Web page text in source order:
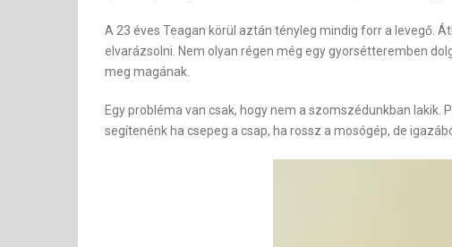
A 23 éves Teagan körül aztán tényleg mindig forr a levegő.
elvarázsolni. Nem olyan régen még egy gyorsétteremben
meg magának.
Egy probléma van csak, hogy nem a szomszédunkban
segítenénk ha csepeg a csap, ha rossz a mosógép, de